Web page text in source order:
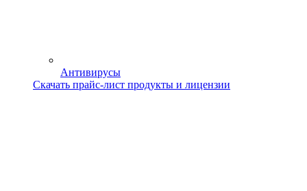
Антивирусы
Скачать прайс-лист продукты и лицензии